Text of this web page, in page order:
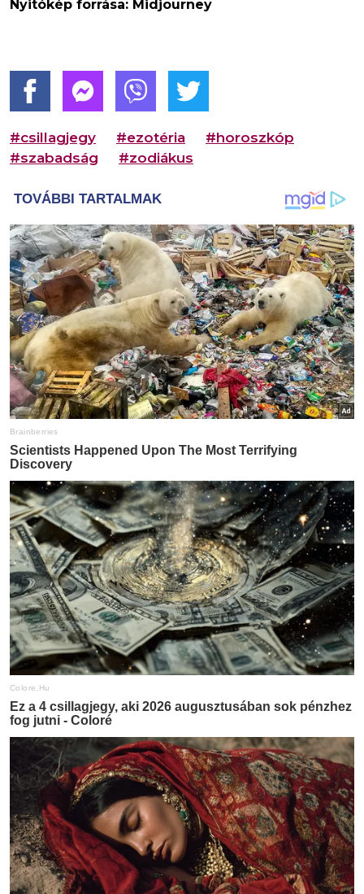
Nyitókép forrása: Midjourney
#csillagjegy #ezotéria
#horoszkóp
#szabadság
#zodiákus